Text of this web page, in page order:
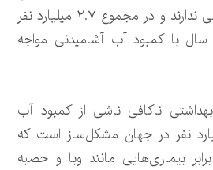
دسترسی به آب آشامیدنی ندارند و در مجموع ۲.۷ میلیارد نفر
با کمبود آب آشامیدنی مواجه
ناکافی ناشی از کمبود آب
برای ۲.۴ میلیارد نفر در جهان مشکل‌ساز است که
بیماری‌هایی مانند وبا و حصبه